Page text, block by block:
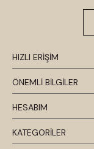
HIZLI ERİŞİM
ÖNEMLİ BİLGİLER
HESABIM
KATEGORİLER